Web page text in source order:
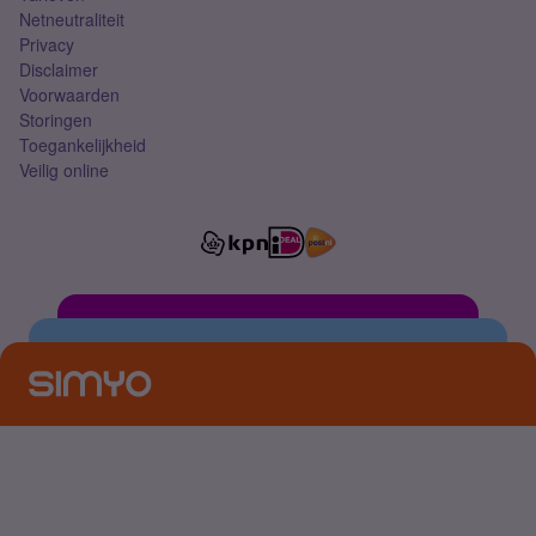
Netneutraliteit
Privacy
Disclaimer
Voorwaarden
Storingen
Toegankelijkheid
Veilig online